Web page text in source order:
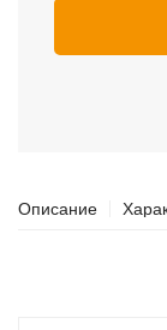
Описание